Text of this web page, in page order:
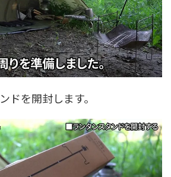
ドを開封します。